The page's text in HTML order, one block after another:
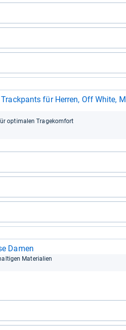
für Her­ren, Off White, M
opti­ma­len Tra­ge­kom­fort
Damen
Mate­ria­lien